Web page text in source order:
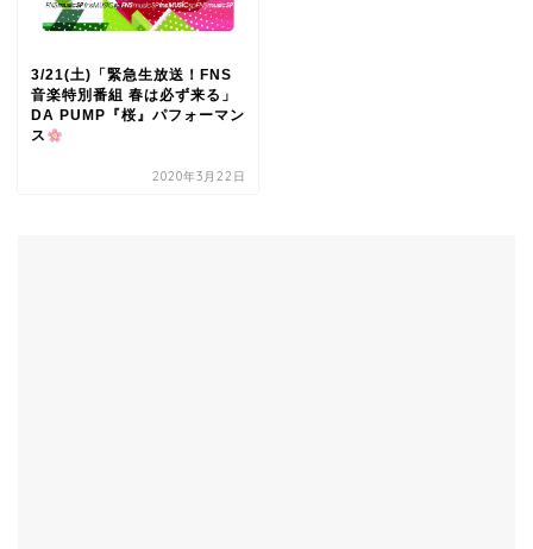
3/21(土)「緊急生放送！FNS
音楽特別番組 春は必ず来る」
DA PUMP『桜』パフォーマン
ス
2020年3月22日